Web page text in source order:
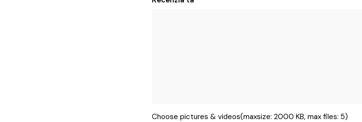
Choose pictures & videos(maxsize: 2000 KB, max files: 5)